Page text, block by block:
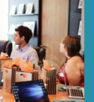
de certains dangers)